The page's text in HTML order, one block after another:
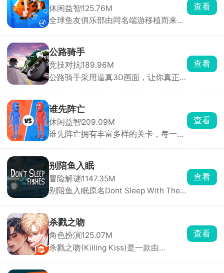
提示，借助道具与场景物件互动，一步
步突破多个相连房室的封锁，揭开场景
休闲益智125.76M
全球鱼友俱乐部由同名端游移植而来，
考，你只需要钓起各种各样的小鱼，解
锁图鉴，还能让同种鱼群繁殖后代。超
多鱼缸主题任你挑选，搭配丰富装饰物
打造专属水族箱，画面精致、氛围温馨
查看
公路骑手
竞技对抗189.96M
公路骑手采用逼真3D画面，让你真正
业模式与任务挑战，带来沉浸式驾驶体
验。你将驾驶摩托车在城市与公路上高
速穿行，通过超车、逆向驾驶赚取分数
与现金，车速越快得分越高。赚取的奖
查看
谁先阵亡
休闲益智209.09M
谁先阵亡拥有丰富多样的关卡，每一关
自由匹配不同对手，操控火柴人移动、
投掷武器展开激烈对战，可使用的武器
道具十分丰富，木棒、火箭炮、手雷等
应有尽有。游戏目标简单直接，就是先
查看
别陪鱼入眠
冒险解谜1147.35M
别陪鱼入眠原名Dont Sleep With The
Steam移植至手机端的末日恐怖生存游
戏。游戏采用PSX复古低多边形风格，
以第一人称视角展开。玩家扮演一名船
长，船只正在沉没，你只有60秒的逃生
查看
杀戮之吻
角色扮演125.07M
杀戮之吻(Killing Kiss)是一款由
查看